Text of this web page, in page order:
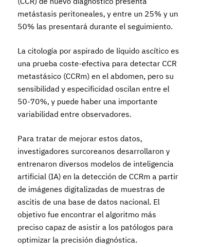
metástasis peritoneales, y entre un 25% y un
50% las presentará durante el seguimiento.
La citología por aspirado de líquido ascítico es
una prueba coste-efectiva para detectar CCR
metastásico (CCRm) en el abdomen, pero su
sensibilidad y especificidad oscilan entre el
50-70%, y puede haber una importante
variabilidad entre observadores.
Para tratar de mejorar estos datos,
investigadores surcoreanos desarrollaron y
entrenaron diversos modelos de inteligencia
artificial (IA) en la detección de CCRm a partir
de imágenes digitalizadas de muestras de
ascitis de una base de datos nacional. El
objetivo fue encontrar el algoritmo más
preciso capaz de asistir a los patólogos para
optimizar la precisión diagnóstica.